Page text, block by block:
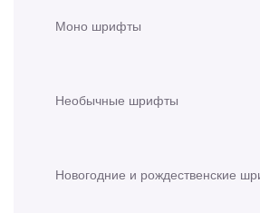
Моно шрифты
Необычные шрифты
Новогодние и рождественские